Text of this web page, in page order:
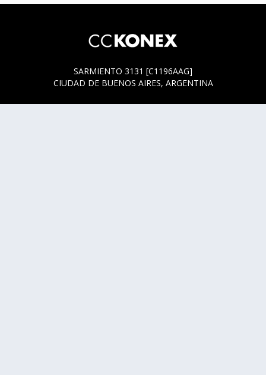
SARMIENTO 3131 [C1196AAG]
CIUDAD DE BUENOS AIRES, ARGENTINA